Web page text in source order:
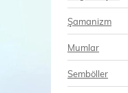
Şamanizm
Mumlar
Semböller